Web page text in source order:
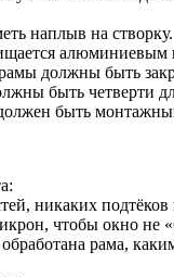
наплыв на створку.
алюминиевым
должны быть
быть четверти
быть
никаких
чтобы окно не
рама,